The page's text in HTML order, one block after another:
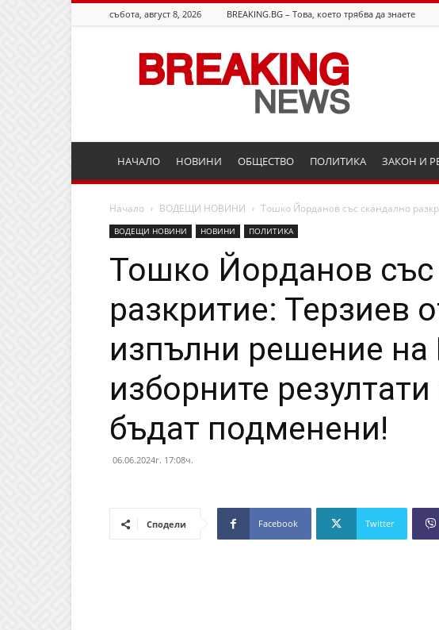
събота, август 8, 2026 BREAKING.BG – Това, което трябва да знаете
Breaking.bg
НАЧАЛО НОВИНИ ОБЩЕСТВО ПОЛИТИКА ЗАКОН И
Начало ВОДЕЩИ НОВИНИ Тошко Йорданов със скандално
ВОДЕЩИ НОВИНИ НОВИНИ ПОЛИТИКА
Тошко Йорданов със
разкритие: Терзиев
изпълни решение
изборните
бъдат подменени!
06.06.2024г. 17:08ч.
Сподели Facebook Twitter